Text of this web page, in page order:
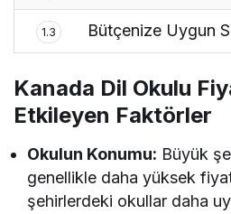
1.3 Bütçenize Uygun
Kanada Dil Okulu
Etkileyen Faktörler
Okulun Konumu: Büyük
genellikle daha yüksek
şehirlerdeki okullar daha